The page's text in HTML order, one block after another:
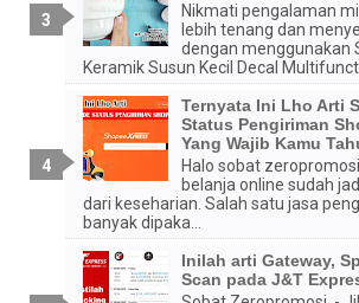
Nikmati pengalaman
lebih tenang dan
dengan menggunakan
Keramik Susun Kecil Decal
Ternyata Ini Lho Arti
Status Pengiriman
Yang Wajib Kamu
Halo sobat
belanja online sudah
dari keseharian. Salah satu jasa
banyak dipaka...
Inilah arti Gateway,
Scan pada J&T